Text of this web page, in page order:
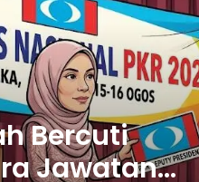
Bercuti
Jawatan